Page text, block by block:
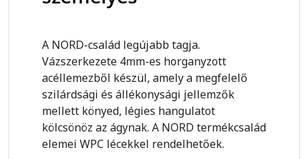
A NORD-család legújabb tagja.
Vázszerkezete 4mm-es horganyzott
acéllemezből készül, amely a megfelelő
szilárdsági és állékonysági jellemzők
mellett könyed, légies hangulatot
kölcsönöz az ágynak. A NORD termékcsalád
elemei WPC lécekkel rendelhetőek.